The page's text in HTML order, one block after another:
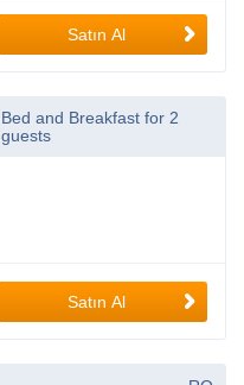
Satın Al
Bed and Breakfast for 2
guests
Satın Al